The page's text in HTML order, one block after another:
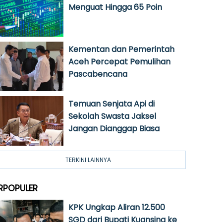
Menguat Hingga 65 Poin
Kementan dan Pemerintah
Aceh Percepat Pemulihan
Pascabencana
Temuan Senjata Api di
Sekolah Swasta Jaksel
Jangan Dianggap Biasa
TERKINI LAINNYA
KPK Ungkap Aliran 12.500